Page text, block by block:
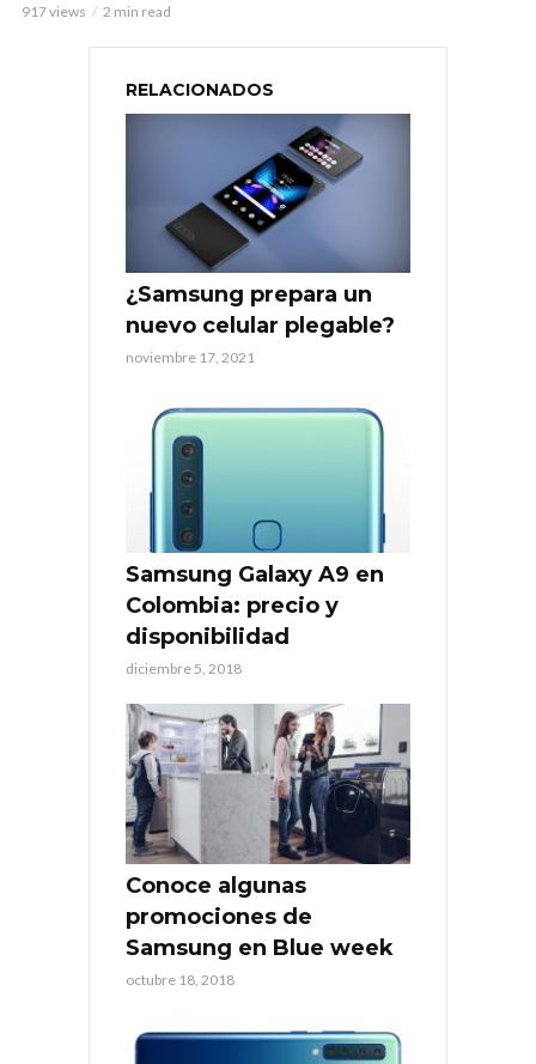
917 views 2 min read
RELACIONADOS
¿Samsung prepara un
nuevo celular plegable?
noviembre 17, 2021
Samsung Galaxy A9 en
Colombia: precio y
disponibilidad
diciembre 5, 2018
Conoce algunas
promociones de
Samsung en Blue week
octubre 18, 2018